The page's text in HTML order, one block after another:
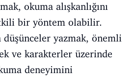
okuma alışkanlığını
bir yöntem olabilir.
düşünceler yazmak, önemli
ve karakterler üzerinde
deneyimini